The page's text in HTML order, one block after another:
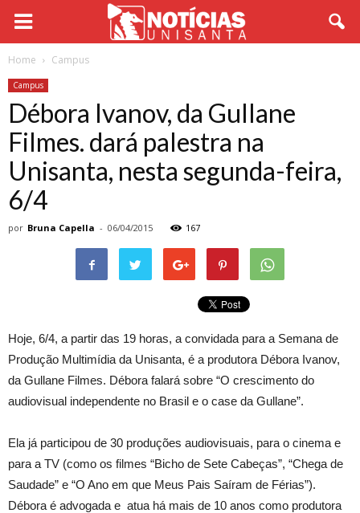
Home Campus
Campus
Débora Ivanov, da Gullane
Filmes. dará palestra na
Unisanta, nesta segunda-feira,
6/4
por Bruna Capella - 06/04/2015 167
Hoje, 6/4, a partir das 19 horas, a convidada para a Semana de
Produção Multimídia da Unisanta, é a produtora Débora Ivanov,
da Gullane Filmes. Débora falará sobre “O crescimento do
audiovisual independente no Brasil e o case da Gullane”.
Ela já participou de 30 produções audiovisuais, para o cinema e
para a TV (como os filmes “Bicho de Sete Cabeças”, “Chega de
Saudade” e “O Ano em que Meus Pais Saíram de Férias”).
Débora é advogada e atua há mais de 10 anos como produtora